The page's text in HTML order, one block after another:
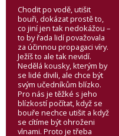
Chodit po vodě, utišit
bouři, dokázat prostě to,
co jiní jen tak nedokážou –
to by řada lidí považovala
za účinnou propagaci víry.
Ježíš to ale tak nevidí.
Nedělá kousky, kterým by
se lidé divili, ale chce být
svým učedníkům blízko.
Pro nás je těžké s jeho
blízkostí počítat, když se
bouře nechce utišit a když
se cítíme být ohroženi
vlnami. Proto je třeba